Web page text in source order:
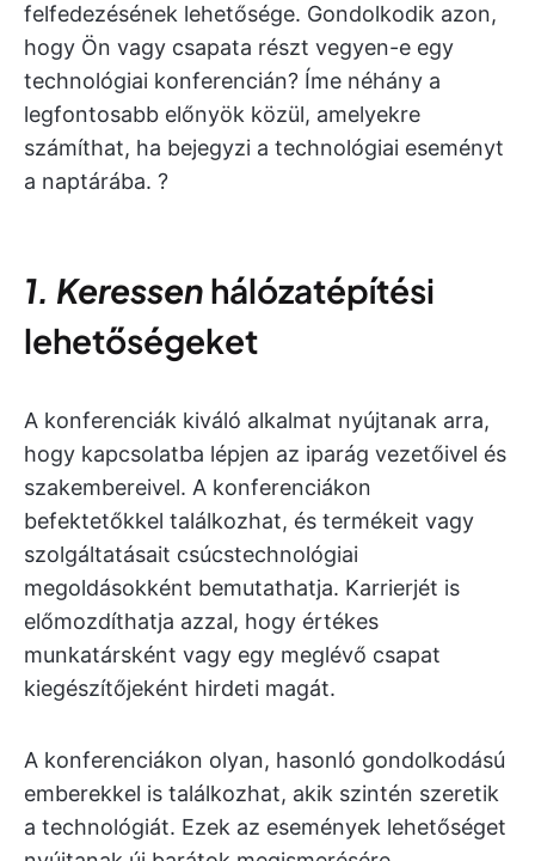
felfedezésének lehetősége. Gondolkodik azon,
hogy Ön vagy csapata részt vegyen-e egy
technológiai konferencián? Íme néhány a
legfontosabb előnyök közül, amelyekre
számíthat, ha bejegyzi a technológiai eseményt
a naptárába. ?️
1. Keressen hálózatépítési
lehetőségeket
A konferenciák kiváló alkalmat nyújtanak arra,
hogy kapcsolatba lépjen az iparág vezetőivel és
szakembereivel. A konferenciákon
befektetőkkel találkozhat, és termékeit vagy
szolgáltatásait csúcstechnológiai
megoldásokként bemutathatja. Karrierjét is
előmozdíthatja azzal, hogy értékes
munkatársként vagy egy meglévő csapat
kiegészítőjeként hirdeti magát.
A konferenciákon olyan, hasonló gondolkodású
emberekkel is találkozhat, akik szintén szeretik
a technológiát. Ezek az események lehetőséget